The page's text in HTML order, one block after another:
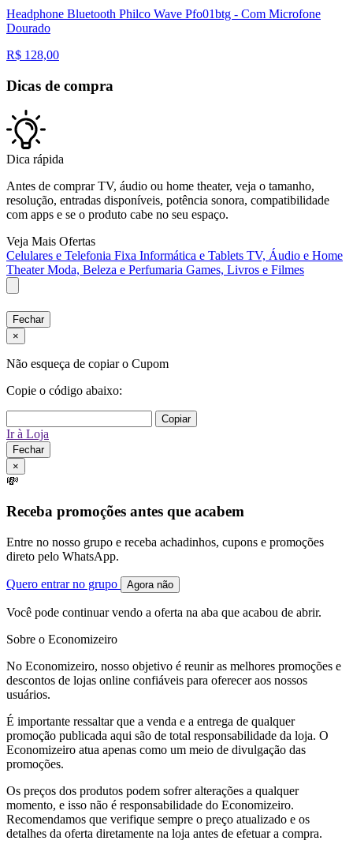
Headphone Bluetooth Philco Wave Pfo01btg - Com Microfone
Dourado
R$ 128,00
Dicas de compra
Dica rápida
Antes de comprar TV, áudio ou home theater, veja o tamanho,
resolução, entradas disponíveis, potência sonora, compatibilidade
com apps e se o produto cabe no seu espaço.
Veja Mais Ofertas
Celulares e Telefonia Fixa Informática e Tablets TV, Áudio e Home
TheaterModa, Beleza e Perfumaria Games, Livros e Filmes
Fechar
×
Não esqueça de copiar o Cupom
Copie o código abaixo:
Copiar
Ir à Loja
Fechar
×
💸
Receba promoções antes que acabem
Entre no nosso grupo e receba achadinhos, cupons e promoções
direto pelo WhatsApp.
Quero entrar no grupo Agora não
Você pode continuar vendo a oferta na aba que acabou de abrir.
Sobre o Economizeiro
No Economizeiro, nosso objetivo é reunir as melhores promoções e
descontos de lojas online confiáveis para oferecer aos nossos
usuários.
É importante ressaltar que a venda e a entrega de qualquer
promoção publicada aqui são de total responsabilidade da loja. O
Economizeiro atua apenas como um meio de divulgação das
promoções.
Os preços dos produtos podem sofrer alterações a qualquer
momento, e isso não é responsabilidade do Economizeiro.
Recomendamos que verifique sempre o preço atualizado e os
detalhes da oferta diretamente na loja antes de efetuar a compra.